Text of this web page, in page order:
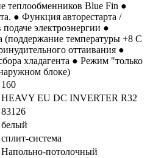
теплообменников Blue Fin ●
● Функция авторестарта /
подаче электроэнергии ●
(поддержание температуры +8 С
оттаивания ●
хладагента ● Режим "только
блоке)
160
HEAVY EU DC INVERTER R32
83126
белый
сплит-система
Напольно-потолочный